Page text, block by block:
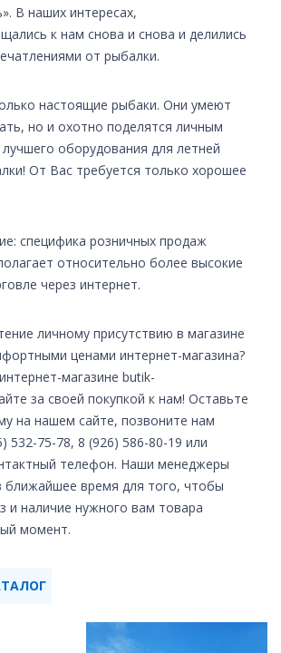
В наших интересах,
к нам снова и снова и делились
от рыбалки.
настоящие рыбаки. Они умеют
но и охотно поделятся личным
оборудования для летней
От Вас требуется только хорошее
специфика розничных продаж
относительно более высокие
через интернет.
личному присутствию в магазине
ценами интернет-магазина?
магазине butik-
за своей покупкой к нам! Оставьте
на нашем сайте, позвоните нам
532-75-78, 8 (926) 586-80-19 или
телефон. Наши менеджеры
ближайшее время для того, чтобы
и наличие нужного вам товара
момент.